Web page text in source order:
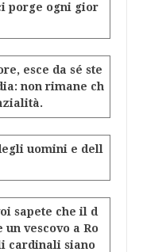
porge ogni gior
esce da sé ste
non rimane ch
uomini e dell
sapete che il d
vescovo a Ro
cardinali siano